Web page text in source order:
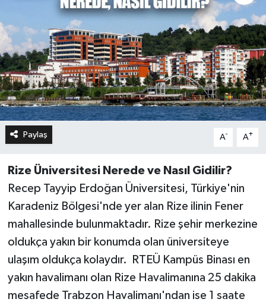
Paylaş A- A+
Rize Üniversitesi Nerede ve Nasıl Gidilir?
Recep Tayyip Erdoğan Üniversitesi, Türkiye'nin
Karadeniz Bölgesi'nde yer alan Rize ilinin Fener
mahallesinde bulunmaktadır. Rize şehir merkezine
oldukça yakın bir konumda olan üniversiteye
ulaşım oldukça kolaydır. RTEÜ Kampüs Binası en
yakın havalimanı olan Rize Havalimanına 25 dakika
mesafede Trabzon Havalimanı'ndan ise 1 saate